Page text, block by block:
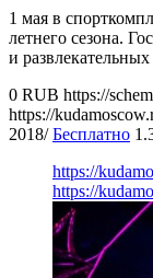
1 мая в
летнего сезона.
и
0 RUB https://
https://
2018/ Бесплатно
https://
https://